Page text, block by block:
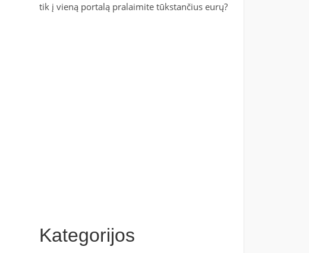
tik į vieną portalą pralaimite tūkstančius eurų?
Kategorijos